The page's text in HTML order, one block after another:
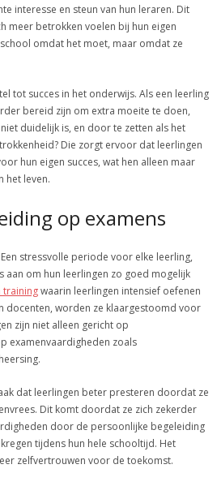
interesse en steun van hun leraren. Dit
meer betrokken voelen bij hun eigen
omdat het moet, maar omdat ze
tot succes in het onderwijs. Als een leerling
bereid zijn om extra moeite te doen,
duidelijk is, en door te zetten als het
Die zorgt ervoor dat leerlingen
hun eigen succes, wat hen alleen maar
het leven.
op examens
stressvolle periode voor elke leerling,
aan om hun leerlingen zo goed mogelijk
trainingwaarin leerlingen intensief oefenen
docenten, worden ze klaargestoomd voor
zijn niet alleen gericht op
examenvaardigheden zoals
dat leerlingen beter presteren doordat ze
Dit komt doordat ze zich zekerder
door de persoonlijke begeleiding
tijdens hun hele schooltijd. Het
zelfvertrouwen voor de toekomst.